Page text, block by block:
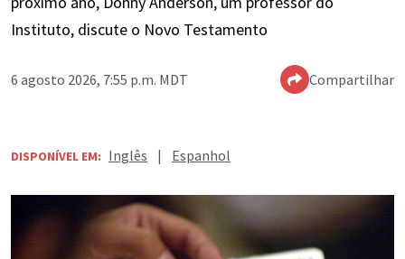
Instituto, discute o Novo Testamento
6 agosto 2026, 7:55 p.m. MDT Compartilhar
DISPONÍVEL EM: Inglês | Espanhol